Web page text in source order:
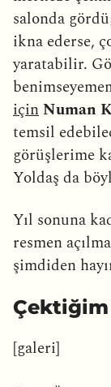
salonda
ikna ederse,
yaratabilir.
içinNuman
temsil
görüşlerime
Yoldaş da
Yıl sonuna
resmen
şimdiden
[galeri]